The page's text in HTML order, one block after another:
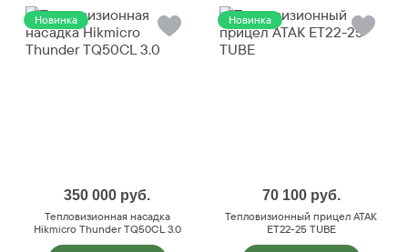
Новинка
350 000 руб.
Тепловизионная насадка
Hikmicro Thunder TQ50CL 3.0
Новинка
70 100 руб.
Тепловизионный прицел ATAK
ET22-25 TUBE